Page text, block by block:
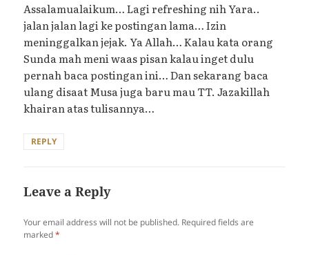
Assalamualaikum… Lagi refreshing nih Yara..
jalan jalan lagi ke postingan lama… Izin
meninggalkan jejak. Ya Allah… Kalau kata orang
Sunda mah meni waas pisan kalau inget dulu
pernah baca postingan ini… Dan sekarang baca
ulang disaat Musa juga baru mau TT. Jazakillah
khairan atas tulisannya…
REPLY
Leave a Reply
Your email address will not be published. Required fields are
marked*